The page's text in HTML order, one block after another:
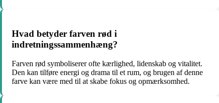
Hvad betyder farven rød i
indretningssammenhæng?
Farven rød symboliserer ofte kærlighed, lidenskab og vitalitet.
Den kan tilføre energi og drama til et rum, og brugen af denne
farve kan være med til at skabe fokus og opmærksomhed.